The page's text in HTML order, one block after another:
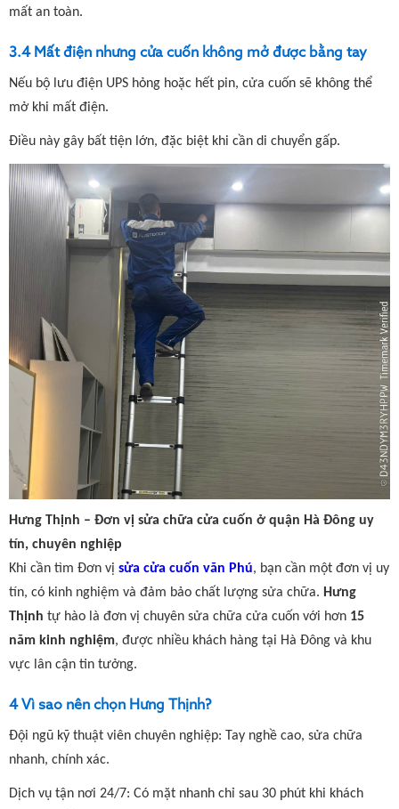
mất an toàn.
3.4 Mất điện nhưng cửa cuốn không mở được bằng tay
Nếu bộ lưu điện UPS hỏng hoặc hết pin, cửa cuốn sẽ không thể
mở khi mất điện.
Điều này gây bất tiện lớn, đặc biệt khi cần di chuyển gấp.
Hưng Thịnh – Đơn vị sửa chữa cửa cuốn ở quận Hà Đông uy
tín, chuyên nghiệp
Khi cần tìm Đơn vị sửa cửa cuốn văn Phú, bạn cần một đơn vị uy
tín, có kinh nghiệm và đảm bảo chất lượng sửa chữa. Hưng
Thịnh tự hào là đơn vị chuyên sửa chữa cửa cuốn với hơn 15
năm kinh nghiệm, được nhiều khách hàng tại Hà Đông và khu
vực lân cận tin tưởng.
4 Vì sao nên chọn Hưng Thịnh?
Đội ngũ kỹ thuật viên chuyên nghiệp: Tay nghề cao, sửa chữa
nhanh, chính xác.
Dịch vụ tận nơi 24/7: Có mặt nhanh chỉ sau 30 phút khi khách